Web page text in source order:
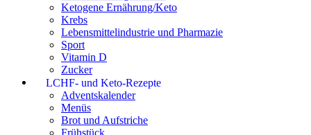
Ketogene Ernährung/Keto
Krebs
Lebensmittelindustrie und Pharmazie
Sport
Vitamin D
Zucker
LCHF- und Keto-Rezepte
Adventskalender
Menüs
Brot und Aufstriche
Frühstück